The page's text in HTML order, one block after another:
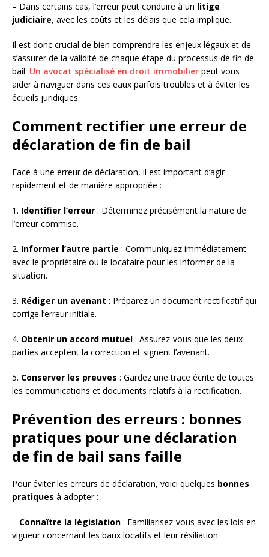
– Dans certains cas, l’erreur peut conduire à un litige
judiciaire, avec les coûts et les délais que cela implique.
Il est donc crucial de bien comprendre les enjeux légaux et de
s’assurer de la validité de chaque étape du processus de fin de
bail. Un avocat spécialisé en droit immobilier peut vous
aider à naviguer dans ces eaux parfois troubles et à éviter les
écueils juridiques.
Comment rectifier une erreur de
déclaration de fin de bail
Face à une erreur de déclaration, il est important d’agir
rapidement et de manière appropriée :
1. Identifier l’erreur : Déterminez précisément la nature de
l’erreur commise.
2. Informer l’autre partie : Communiquez immédiatement
avec le propriétaire ou le locataire pour les informer de la
situation.
3. Rédiger un avenant : Préparez un document rectificatif qui
corrige l’erreur initiale.
4. Obtenir un accord mutuel : Assurez-vous que les deux
parties acceptent la correction et signent l’avenant.
5. Conserver les preuves : Gardez une trace écrite de toutes
les communications et documents relatifs à la rectification.
Prévention des erreurs : bonnes
pratiques pour une déclaration
de fin de bail sans faille
Pour éviter les erreurs de déclaration, voici quelques bonnes
pratiques à adopter :
– Connaître la législation : Familiarisez-vous avec les lois en
vigueur concernant les baux locatifs et leur résiliation.